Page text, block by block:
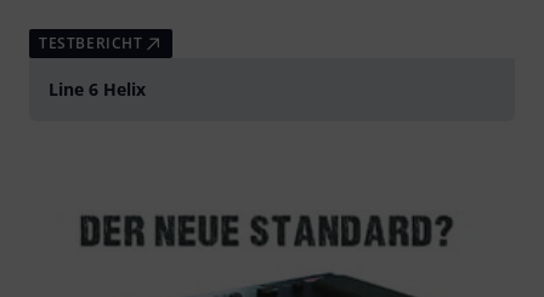
TESTBERICHT
Line 6 Helix